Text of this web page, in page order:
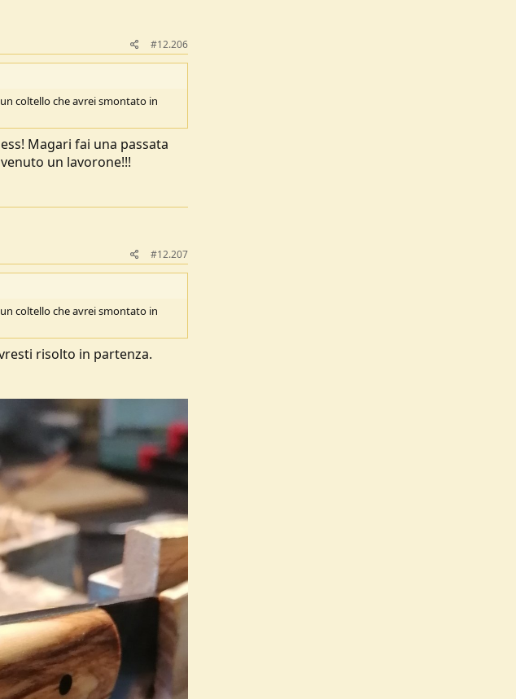
#12.206
coltello che avrei smontato in
Magari fai una passata
un lavorone!!!
#12.207
coltello che avrei smontato in
risolto in partenza.